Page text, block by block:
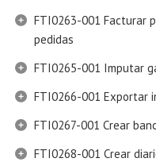
FTI0263-001 Facturar
pedidas
FTI0265-001 Imputar
FTI0266-001 Exportar
FTI0267-001 Crear
FTI0268-001 Crear